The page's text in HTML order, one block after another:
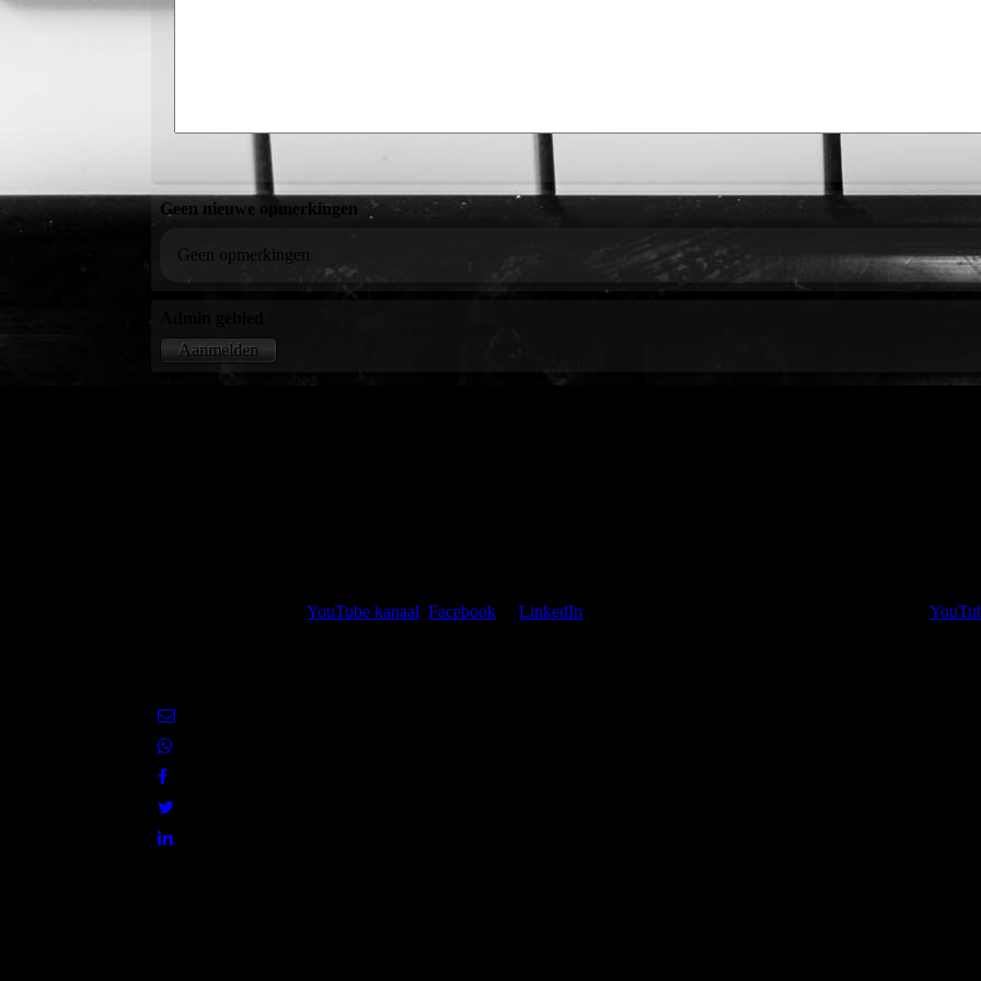
Geen nieuwe opmerkingen
Geen opmerkingen
Aanmelden
Kijk, like en volg mijnYouTube kanaal ,Facebook ofLinkedIn
Watch, like and follow my